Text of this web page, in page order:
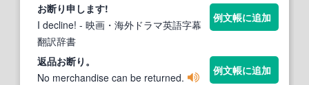
お断り申します!
I decline! - 映画・海外ドラマ英語字幕
翻訳辞書
例文帳に追加
返品お断り 。
No merchandise can be returned.
例文帳に追加